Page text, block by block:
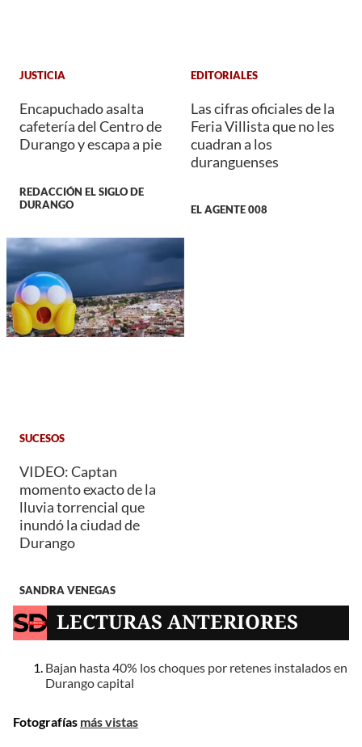
JUSTICIA
Encapuchado asalta
cafetería del Centro de
Durango y escapa a pie
REDACCIÓN EL SIGLO DE
DURANGO
EDITORIALES
Las cifras oficiales de la
Feria Villista que no les
cuadran a los
duranguenses
EL AGENTE 008
SUCESOS
VIDEO: Captan
momento exacto de la
lluvia torrencial que
inundó la ciudad de
Durango
SANDRA VENEGAS
LECTURAS ANTERIORES
Bajan hasta 40% los choques por retenes instalados en
Durango capital
Fotografías más vistas